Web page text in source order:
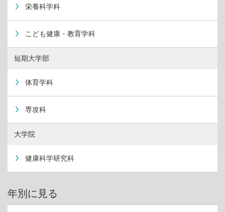
栄養科学科
こども健康・教育学科
短期大学部
体育学科
専攻科
大学院
健康科学研究科
年別に見る